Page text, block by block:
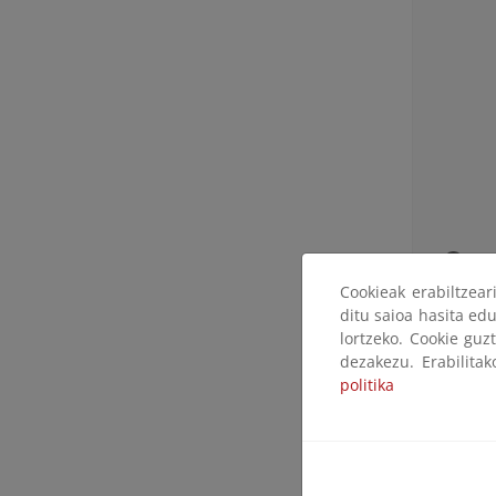
Cookieak
ditu saioa hasita
lortzeko. Cookie
dezakezu.
politika